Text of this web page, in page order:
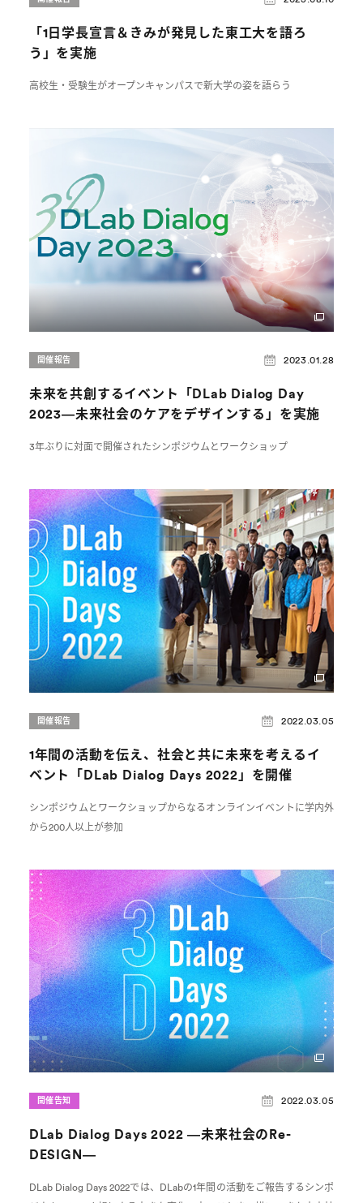
「1日学長宣言＆きみが発見した東工大を語ろ
う」を実施
高校生・受験生がオープンキャンパスで新大学の姿を語らう
開催報告 2023.01.28
未来を共創するイベント「DLab Dialog Day
2023―未来社会のケアをデザインする」を実施
3年ぶりに対面で開催されたシンポジウムとワークショップ
開催報告 2022.03.05
1年間の活動を伝え、社会と共に未来を考えるイ
ベント「DLab Dialog Days 2022」を開催
シンポジウムとワークショップからなるオンラインイベントに学内外
から200人以上が参加
開催告知 2022.03.05
DLab Dialog Days 2022 ―未来社会のRe-
DESIGN―
DLab Dialog Days 2022では、DLabの1年間の活動をご報告するシンポ